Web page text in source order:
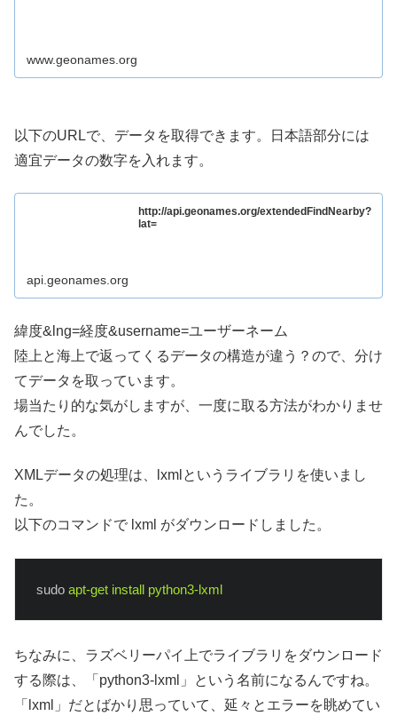
www.geonames.org
以下のURLで、データを取得できます。日本語部分には
適宜データの数字を入れます。
http://api.geonames.org/extendedFindNearby?
lat=
api.geonames.org
緯度&lng=経度&username=ユーザーネーム
陸上と海上で返ってくるデータの構造が違う？ので、分け
てデータを取っています。
場当たり的な気がしますが、一度に取る方法がわかりませ
んでした。
XMLデータの処理は、lxmlというライブラリを使いまし
た。
以下のコマンドで lxml がダウンロードしました。
sudo apt-get install python3-lxml
ちなみに、ラズベリーパイ上でライブラリをダウンロード
する際は、「python3-lxml」という名前になるんですね。
「lxml」だとばかり思っていて、延々とエラーを眺めてい